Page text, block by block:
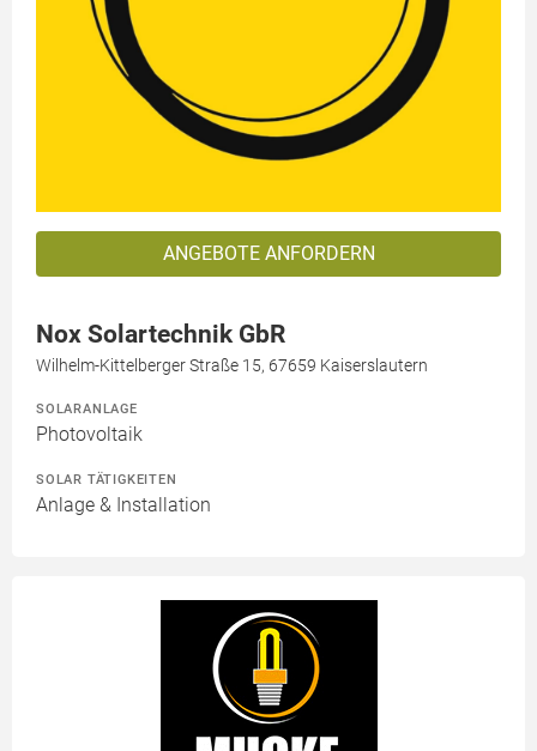
ANGEBOTE ANFORDERN
Nox Solartechnik GbR
Wilhelm-Kittelberger Straße 15, 67659 Kaiserslautern
SOLARANLAGE
Photovoltaik
SOLAR TÄTIGKEITEN
Anlage & Installation